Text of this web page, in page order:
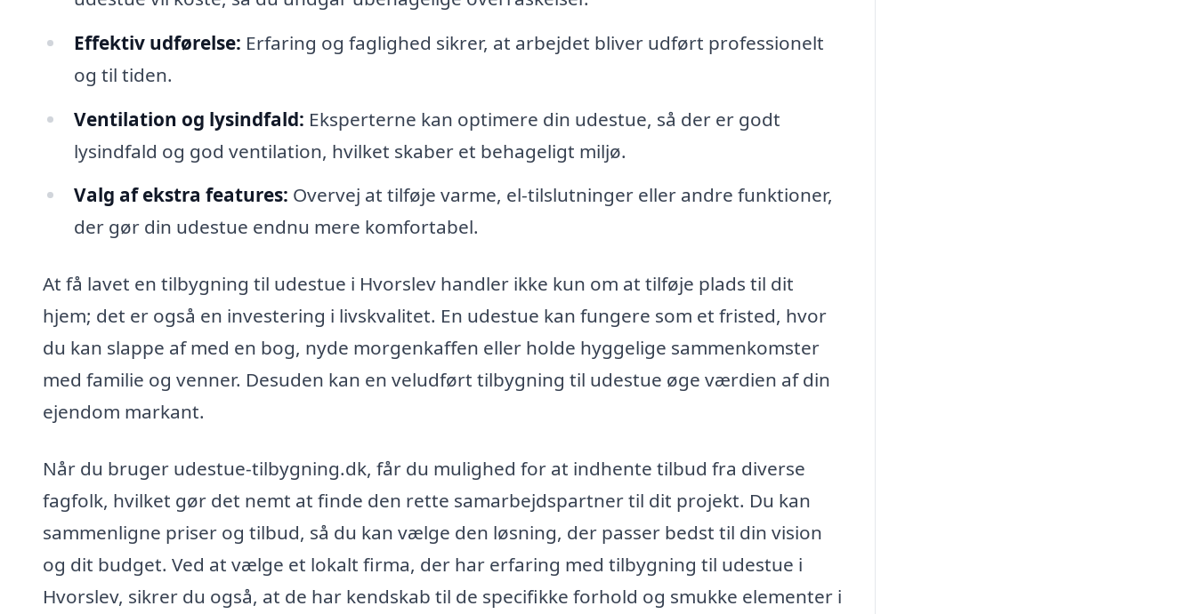
Effektiv udførelse: Erfaring og faglighed sikrer, at arbejdet bliver udført professionelt
og til tiden.
Ventilation og lysindfald: Eksperterne kan optimere din udestue, så der er godt
lysindfald og god ventilation, hvilket skaber et behageligt miljø.
Valg af ekstra features: Overvej at tilføje varme, el-tilslutninger eller andre funktioner,
der gør din udestue endnu mere komfortabel.
At få lavet en tilbygning til udestue i Hvorslev handler ikke kun om at tilføje plads til dit
hjem; det er også en investering i livskvalitet. En udestue kan fungere som et fristed, hvor
du kan slappe af med en bog, nyde morgenkaffen eller holde hyggelige sammenkomster
med familie og venner. Desuden kan en veludført tilbygning til udestue øge værdien af din
ejendom markant.
Når du bruger udestue-tilbygning.dk, får du mulighed for at indhente tilbud fra diverse
fagfolk, hvilket gør det nemt at finde den rette samarbejdspartner til dit projekt. Du kan
sammenligne priser og tilbud, så du kan vælge den løsning, der passer bedst til din vision
og dit budget. Ved at vælge et lokalt firma, der har erfaring med tilbygning til udestue i
Hvorslev, sikrer du også, at de har kendskab til de specifikke forhold og smukke elementer i